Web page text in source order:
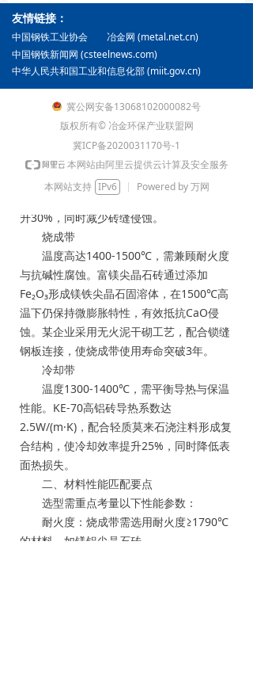
击与热应力交替作用。建议采用致密粘土砖
或高强吊挂砖，配合钢纤维增强浇注料进行
整体浇筑。某案例中，采用二级高强吊挂砖
配合磷酸盐结合浇注料，使炉壳温度稳定在
过渡带
温度波动区间1200-1300℃，需重点考
虑热震稳定性。B-HM55莫来石砖因其热膨
胀系数低、抗热震次数超过50次，成为该区
域首选。某项目在过渡带设置3条凸起扬料
带，采用同材质预制块，使物料翻转效率提
升30%，同时减少砖缝侵蚀。
烧成带
温度高达1400-1500℃，需兼顾耐火度
与抗碱性腐蚀。富镁尖晶石砖通过添加
Fe₂O₃形成镁铁尖晶石固溶体，在1500℃高
温下仍保持微膨胀特性，有效抵抗CaO侵
蚀。某企业采用无火泥干砌工艺，配合锁缝
钢板连接，使烧成带使用寿命突破3年。
冷却带
温度1300-1400℃，需平衡导热与保温
性能。KE-70高铝砖导热系数达
2.5W/(m·K)，配合轻质莫来石浇注料形成复
合结构，使冷却效率提升25%，同时降低表
面热损失。
二、材料性能匹配要点
选型需重点考量以下性能参数：
耐火度：烧成带需选用耐火度≥1790℃
的材料，如镁铝尖晶石砖
友情链接：
中国钢铁工业协会
冶金网 (metal.net.cn)
中国钢铁新闻网 (csteelnews.com)
中华人民共和国工业和信息化部 (miit.gov.cn)
冀公网安备13068102000082号
版权所有© 冶金环保产业联盟网
冀ICP备2020031170号-1
本网站由阿里云提供云计算及安全服务
本网站支持 IPv6 Powered by 万网